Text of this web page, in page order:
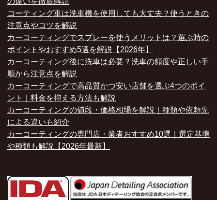
コーティング車は洗車機を使用しても大丈夫？使うときの
注意点やコツを解説
カーコーティングでスプレーを使うメリットは？選ぶ時の
ポイントやおすすめ5選を解説【2026年】
カーコーティング後に洗車は必要？洗車の頻度や正しい手
順から注意点を解説
カーコーティングで高品質かつ安い店舗を選ぶ4つのポイ
ント｜料金を抑える方法も解説
カーコーティングの値段・価格相場を解説｜種類や依頼先
による違いも紹介
カーコーティングの専門店・業者おすすめ10選｜選定基準
や種類も解説【2026年最新】